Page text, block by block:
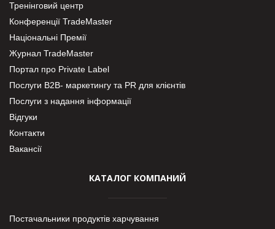
Тренінговий центр
Конференції TradeMaster
Національні Премії
Журнал TradeMaster
Портал про Private Label
Послуги В2В- маркетингу та PR для клієнтів
Послуги з надання інформації
Відгуки
Контакти
Вакансії
КАТАЛОГ КОМПАНИЙ
Постачальники продуктів харчування